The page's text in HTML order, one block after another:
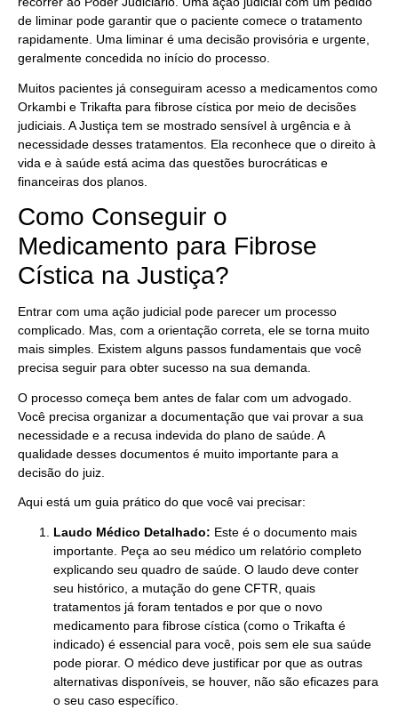
de liminar pode garantir que o paciente comece o tratamento
rapidamente. Uma liminar é uma decisão provisória e urgente,
geralmente concedida no início do processo.
Muitos pacientes já conseguiram acesso a medicamentos como
Orkambi e Trikafta para fibrose cística por meio de decisões
judiciais. A Justiça tem se mostrado sensível à urgência e à
necessidade desses tratamentos. Ela reconhece que o direito à
vida e à saúde está acima das questões burocráticas e
financeiras dos planos.
Como Conseguir o
Medicamento para Fibrose
Cística na Justiça?
Entrar com uma ação judicial pode parecer um processo
complicado. Mas, com a orientação correta, ele se torna muito
mais simples. Existem alguns passos fundamentais que você
precisa seguir para obter sucesso na sua demanda.
O processo começa bem antes de falar com um advogado.
Você precisa organizar a documentação que vai provar a sua
necessidade e a recusa indevida do plano de saúde. A
qualidade desses documentos é muito importante para a
decisão do juiz.
Aqui está um guia prático do que você vai precisar:
Laudo Médico Detalhado: Este é o documento mais
importante. Peça ao seu médico um relatório completo
explicando seu quadro de saúde. O laudo deve conter
seu histórico, a mutação do gene CFTR, quais
tratamentos já foram tentados e por que o novo
medicamento para fibrose cística (como o Trikafta é
indicado) é essencial para você, pois sem ele sua saúde
pode piorar. O médico deve justificar por que as outras
alternativas disponíveis, se houver, não são eficazes para
o seu caso específico.